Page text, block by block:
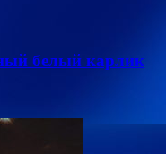
белый карлик